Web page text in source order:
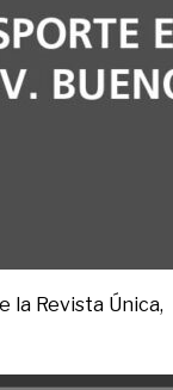
la Revista Única,